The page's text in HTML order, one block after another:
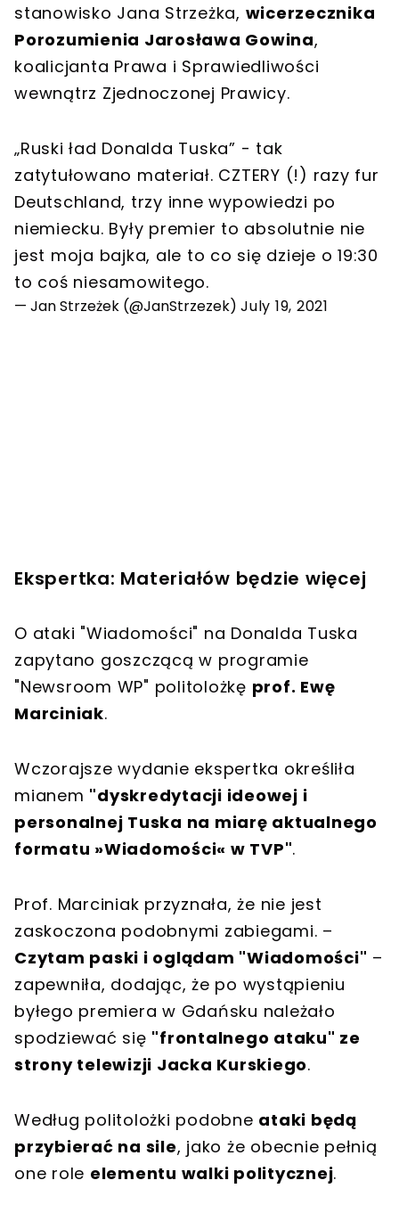
stanowisko Jana Strzeżka, wicerzecznika
Porozumienia Jarosława Gowina,
koalicjanta Prawa i Sprawiedliwości
wewnątrz Zjednoczonej Prawicy.
„Ruski ład Donalda Tuska” - tak
zatytułowano materiał. CZTERY (!) razy fur
Deutschland, trzy inne wypowiedzi po
niemiecku. Były premier to absolutnie nie
jest moja bajka, ale to co się dzieje o 19:30
to coś niesamowitego.
— Jan Strzeżek (@JanStrzezek) July 19, 2021
Ekspertka: Materiałów będzie więcej
O ataki "Wiadomości" na Donalda Tuska
zapytano goszczącą w programie
"Newsroom WP" politolożkę prof. Ewę
Marciniak.
Wczorajsze wydanie ekspertka określiła
mianem "dyskredytacji ideowej i
personalnej Tuska na miarę aktualnego
formatu »Wiadomości« w TVP".
Prof. Marciniak przyznała, że nie jest
zaskoczona podobnymi zabiegami. –
Czytam paski i oglądam "Wiadomości" –
zapewniła, dodając, że po wystąpieniu
byłego premiera w Gdańsku należało
spodziewać się "frontalnego ataku" ze
strony telewizji Jacka Kurskiego.
Według politolożki podobne ataki będą
przybierać na sile, jako że obecnie pełnią
one role elementu walki politycznej.